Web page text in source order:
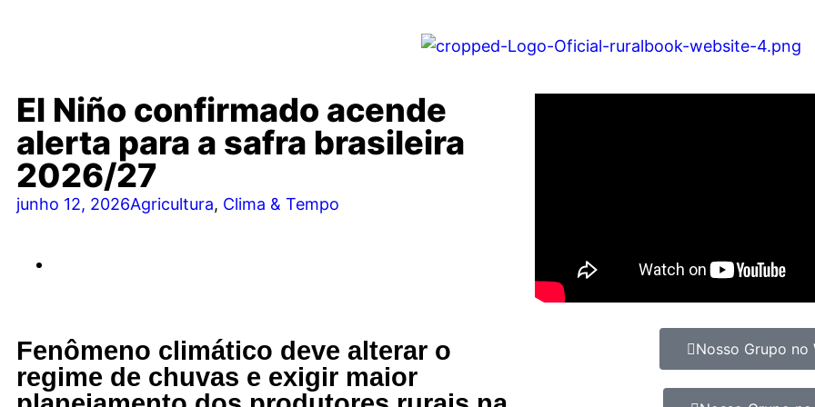
El Niño confirmado acende
alerta para a safra brasileira
2026/27
junho 12, 2026Agricultura, Clima & Tempo
Fenômeno climático deve alterar o
regime de chuvas e exigir maior
Nosso Grupo no